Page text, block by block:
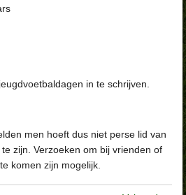
in te schrijven.
men hoeft dus niet perse lid van
zijn. Verzoeken om bij vrienden of
komen zijn mogelijk.